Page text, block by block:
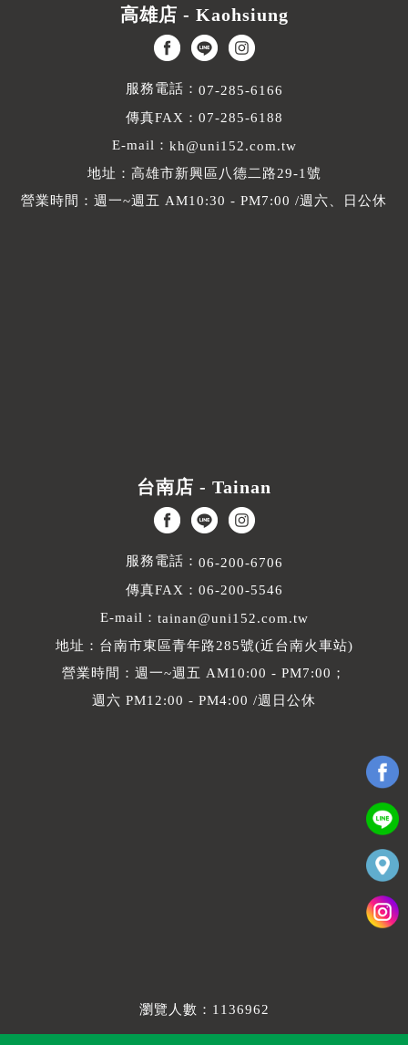
高雄店 - Kaohsiung
服務電話： 07-285-6166
傳真FAX：07-285-6188
E-mail： kh@uni152.com.tw
地址：高雄市新興區八德二路29-1號
營業時間：週一~週五 AM10:30 - PM7:00 /週六、日公休
台南店 - Tainan
服務電話： 06-200-6706
傳真FAX：06-200-5546
E-mail： tainan@uni152.com.tw
地址：台南市東區青年路285號(近台南火車站)
營業時間：週一~週五 AM10:00 - PM7:00；
週六 PM12:00 - PM4:00 /週日公休
瀏覽人數：1136962